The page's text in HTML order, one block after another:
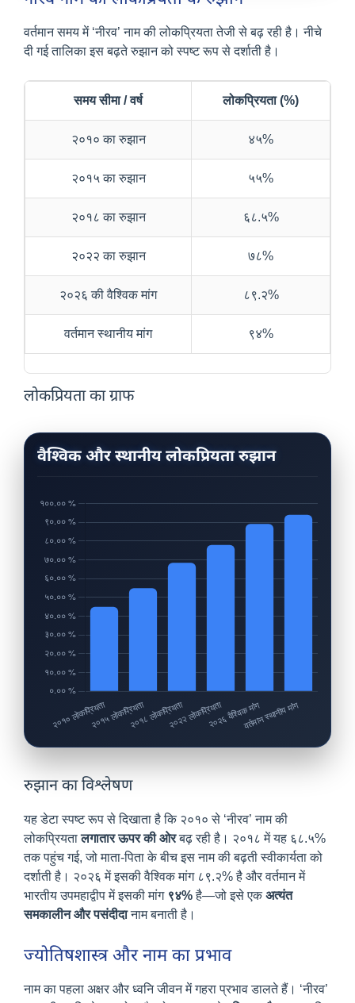
वर्तमान समय में ‘नीरव’ नाम की लोकप्रियता तेजी से बढ़ रही है। नीचे
दी गई तालिका इस बढ़ते रुझान को स्पष्ट रूप से दर्शाती है।
समय सीमा / वर्ष लोकप्रियता (%)
२०१० का रुझान ४५%
२०१५ का रुझान ५५%
२०१८ का रुझान ६८.५%
२०२२ का रुझान ७८%
२०२६ की वैश्विक मांग ८९.२%
वर्तमान स्थानीय मांग ९४%
लोकप्रियता का ग्राफ
वैश्विक और स्थानीय लोकप्रियता रुझान
रुझान का विश्लेषण
यह डेटा स्पष्ट रूप से दिखाता है कि २०१० से ‘नीरव’ नाम की
लोकप्रियतालगातार ऊपर की ओरबढ़ रही है। २०१८ में यह ६८.५%
तक पहुंच गई, जो माता-पिता के बीच इस नाम की बढ़ती स्वीकार्यता को
दर्शाती है। २०२६ में इसकी वैश्विक मांग ८९.२% है और वर्तमान में
भारतीय उपमहाद्वीप में इसकी मांग ९४%है—जो इसे एकअत्यंत
समकालीन और पसंदीदानाम बनाती है।
ज्योतिषशास्त्र और नाम का प्रभाव
नाम का पहला अक्षर और ध्वनि जीवन में गहरा प्रभाव डालते हैं। ‘नीरव’